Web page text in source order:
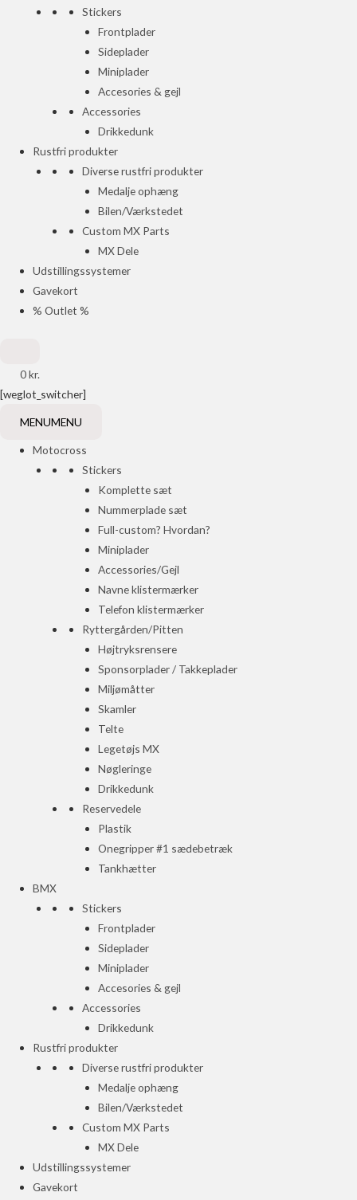
Stickers
Frontplader
Sideplader
Miniplader
Accesories & gejl
Accessories
Drikkedunk
Rustfri produkter
Diverse rustfri produkter
Medalje ophæng
Bilen/Værkstedet
Custom MX Parts
MX Dele
Udstillingssystemer
Gavekort
% Outlet %
0kr.
[weglot_switcher]
MENUMENU
Motocross
Stickers
Komplette sæt
Nummerplade sæt
Full-custom? Hvordan?
Miniplader
Accessories/Gejl
Navne klistermærker
Telefon klistermærker
Ryttergården/Pitten
Højtryksrensere
Sponsorplader / Takkeplader
Miljømåtter
Skamler
Telte
Legetøjs MX
Nøgleringe
Drikkedunk
Reservedele
Plastik
Onegripper #1 sædebetræk
Tankhætter
BMX
Stickers
Frontplader
Sideplader
Miniplader
Accesories & gejl
Accessories
Drikkedunk
Rustfri produkter
Diverse rustfri produkter
Medalje ophæng
Bilen/Værkstedet
Custom MX Parts
MX Dele
Udstillingssystemer
Gavekort